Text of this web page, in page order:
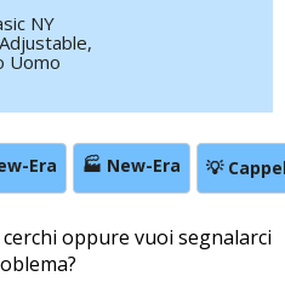
NY
Uomo
Era 🏭 New-Era 💡
oppure vuoi segnalarci